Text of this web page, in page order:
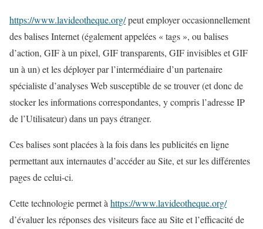
https://www.lavideotheque.org/peut employer occasionnellement
des balises Internet (également appelées « tags », ou balises
d’action, GIF à un pixel, GIF transparents, GIF invisibles et GIF
un à un) et les déployer par l’intermédiaire d’un partenaire
spécialiste d’analyses Web susceptible de se trouver (et donc de
stocker les informations correspondantes, y compris l’adresse IP
de l’Utilisateur) dans un pays étranger.
Ces balises sont placées à la fois dans les publicités en ligne
permettant aux internautes d’accéder au Site, et sur les différentes
pages de celui-ci.
Cette technologie permet à https://www.lavideotheque.org/
d’évaluer les réponses des visiteurs face au Site et l’efficacité de